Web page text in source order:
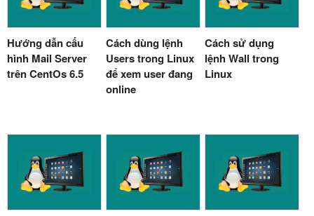
Hướng dẫn cấu
hình Mail Server
trên CentOs 6.5
Cách dùng lệnh
Users trong Linux
để xem user đang
online
Cách sử dụng
lệnh Wall trong
Linux